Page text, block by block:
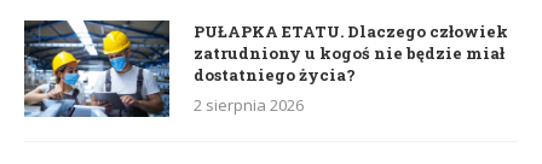
PUŁAPKA ETATU. Dlaczego człowiek
zatrudniony u kogoś nie będzie miał
dostatniego życia?
2 sierpnia 2026